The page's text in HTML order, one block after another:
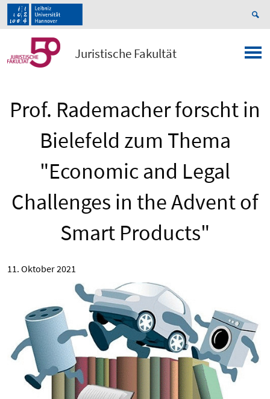
Juristische Fakultät
Prof. Rademacher forscht in
Bielefeld zum Thema
"Economic and Legal
Challenges in the Advent of
Smart Products"
11. Oktober 2021